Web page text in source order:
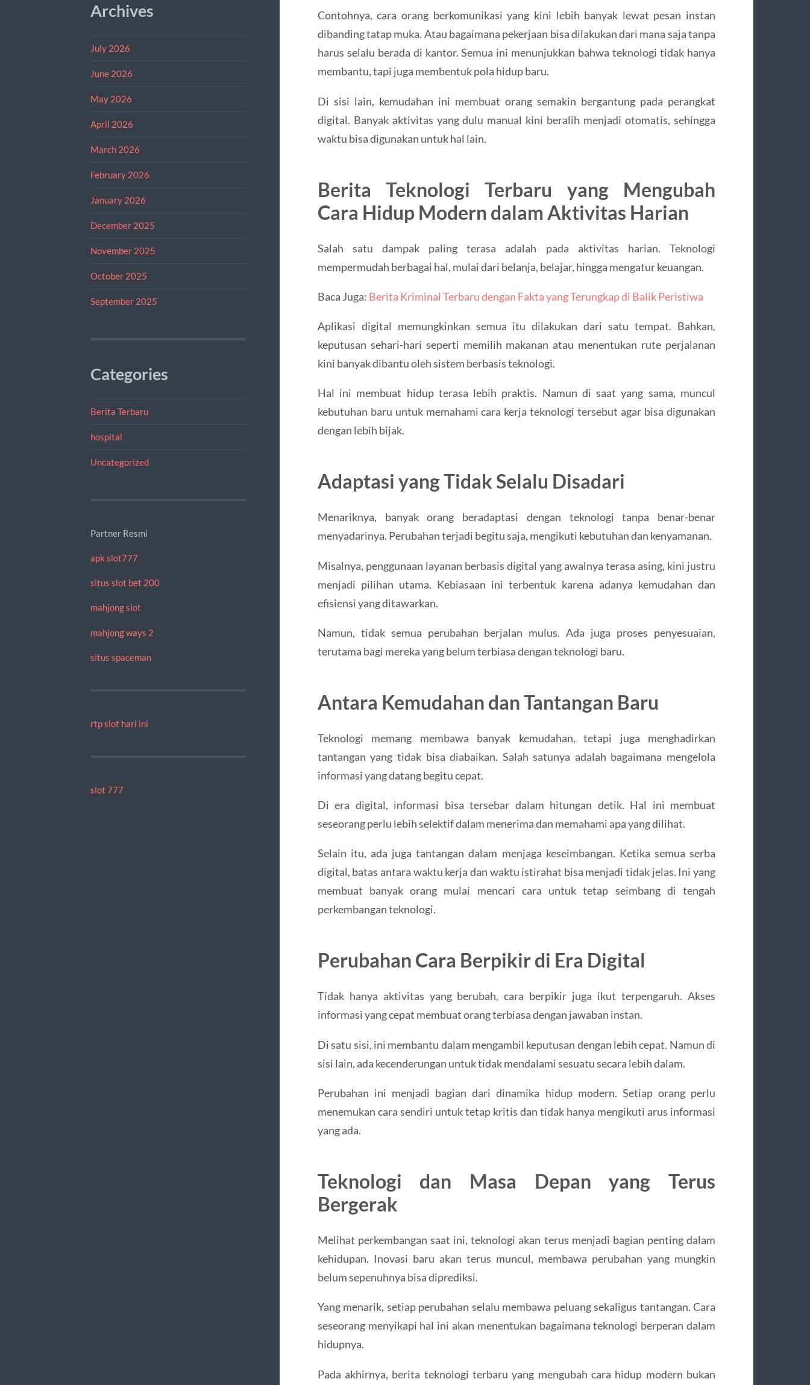
Archives
July 2026
June 2026
May 2026
April 2026
March 2026
February 2026
January 2026
December 2025
November 2025
October 2025
September 2025
Categories
Berita Terbaru
hospital
Uncategorized
Partner Resmi
apk slot777
situs slot bet 200
mahjong slot
mahjong ways 2
situs spaceman
rtp slot hari ini
slot 777
Contohnya, cara orang berkomunikasi yang kini lebih banyak lewat pesan instan
dibanding tatap muka. Atau bagaimana pekerjaan bisa dilakukan dari mana saja tanpa
harus selalu berada di kantor. Semua ini menunjukkan bahwa teknologi tidak hanya
membantu, tapi juga membentuk pola hidup baru.
Di sisi lain, kemudahan ini membuat orang semakin bergantung pada perangkat
digital. Banyak aktivitas yang dulu manual kini beralih menjadi otomatis, sehingga
waktu bisa digunakan untuk hal lain.
Berita Teknologi Terbaru yang Mengubah
Cara Hidup Modern dalam Aktivitas Harian
Salah satu dampak paling terasa adalah pada aktivitas harian. Teknologi
mempermudah berbagai hal, mulai dari belanja, belajar, hingga mengatur keuangan.
Baca Juga: Berita Kriminal Terbaru dengan Fakta yang Terungkap di Balik Peristiwa
Aplikasi digital memungkinkan semua itu dilakukan dari satu tempat. Bahkan,
keputusan sehari-hari seperti memilih makanan atau menentukan rute perjalanan
kini banyak dibantu oleh sistem berbasis teknologi.
Hal ini membuat hidup terasa lebih praktis. Namun di saat yang sama, muncul
kebutuhan baru untuk memahami cara kerja teknologi tersebut agar bisa digunakan
dengan lebih bijak.
Adaptasi yang Tidak Selalu Disadari
Menariknya, banyak orang beradaptasi dengan teknologi tanpa benar-benar
menyadarinya. Perubahan terjadi begitu saja, mengikuti kebutuhan dan kenyamanan.
Misalnya, penggunaan layanan berbasis digital yang awalnya terasa asing, kini justru
menjadi pilihan utama. Kebiasaan ini terbentuk karena adanya kemudahan dan
efisiensi yang ditawarkan.
Namun, tidak semua perubahan berjalan mulus. Ada juga proses penyesuaian,
terutama bagi mereka yang belum terbiasa dengan teknologi baru.
Antara Kemudahan dan Tantangan Baru
Teknologi memang membawa banyak kemudahan, tetapi juga menghadirkan
tantangan yang tidak bisa diabaikan. Salah satunya adalah bagaimana mengelola
informasi yang datang begitu cepat.
Di era digital, informasi bisa tersebar dalam hitungan detik. Hal ini membuat
seseorang perlu lebih selektif dalam menerima dan memahami apa yang dilihat.
Selain itu, ada juga tantangan dalam menjaga keseimbangan. Ketika semua serba
digital, batas antara waktu kerja dan waktu istirahat bisa menjadi tidak jelas. Ini yang
membuat banyak orang mulai mencari cara untuk tetap seimbang di tengah
perkembangan teknologi.
Perubahan Cara Berpikir di Era Digital
Tidak hanya aktivitas yang berubah, cara berpikir juga ikut terpengaruh. Akses
informasi yang cepat membuat orang terbiasa dengan jawaban instan.
Di satu sisi, ini membantu dalam mengambil keputusan dengan lebih cepat. Namun di
sisi lain, ada kecenderungan untuk tidak mendalami sesuatu secara lebih dalam.
Perubahan ini menjadi bagian dari dinamika hidup modern. Setiap orang perlu
menemukan cara sendiri untuk tetap kritis dan tidak hanya mengikuti arus informasi
yang ada.
Teknologi dan Masa Depan yang Terus
Bergerak
Melihat perkembangan saat ini, teknologi akan terus menjadi bagian penting dalam
kehidupan. Inovasi baru akan terus muncul, membawa perubahan yang mungkin
belum sepenuhnya bisa diprediksi.
Yang menarik, setiap perubahan selalu membawa peluang sekaligus tantangan. Cara
seseorang menyikapi hal ini akan menentukan bagaimana teknologi berperan dalam
hidupnya.
Pada akhirnya, berita teknologi terbaru yang mengubah cara hidup modern bukan